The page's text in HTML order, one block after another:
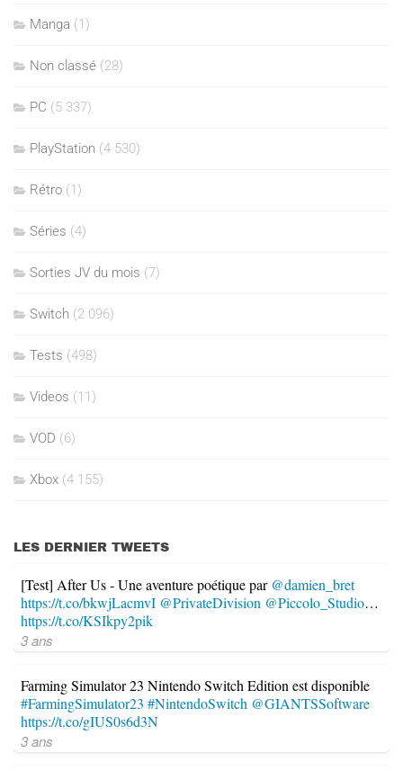
Manga (1)
Non classé (28)
PC (5 337)
PlayStation (4 530)
Rétro (1)
Séries (4)
Sorties JV du mois (7)
Switch (2 096)
Tests (498)
Videos (11)
VOD (6)
Xbox (4 155)
LES DERNIER TWEETS
[Test] After Us - Une aventure poétique par @damien_bret
https://t.co/bkwjLacmvI @PrivateDivision @Piccolo_Studio…
https://t.co/KSIkpy2pik
3 ans
Farming Simulator 23 Nintendo Switch Edition est disponible
#FarmingSimulator23 #NintendoSwitch @GIANTSSoftware
https://t.co/gIUS0s6d3N
3 ans